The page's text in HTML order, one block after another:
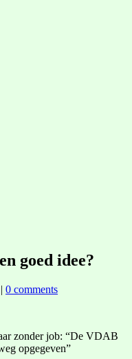
goed idee?
| 0 comments
zonder job: “De VDAB
opgegeven”